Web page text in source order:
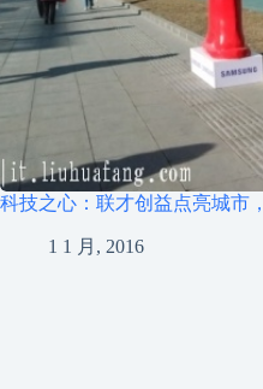
科技之心：联才创益点亮城市
1 1 月, 2016